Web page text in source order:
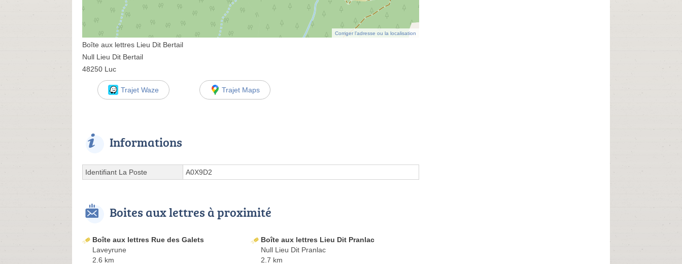
Corriger l’adresse ou la localisation
Boîte aux lettres Lieu Dit Bertail
Null Lieu Dit Bertail
48250 Luc
Trajet Waze Trajet Maps
Informations
Identifiant La Poste A0X9D2
Boites aux lettres à proximité
Boîte aux lettres Rue des Galets
Laveyrune
2.6 km
Boîte aux lettres Lieu Dit Pranlac
Null Lieu Dit Pranlac
2.7 km